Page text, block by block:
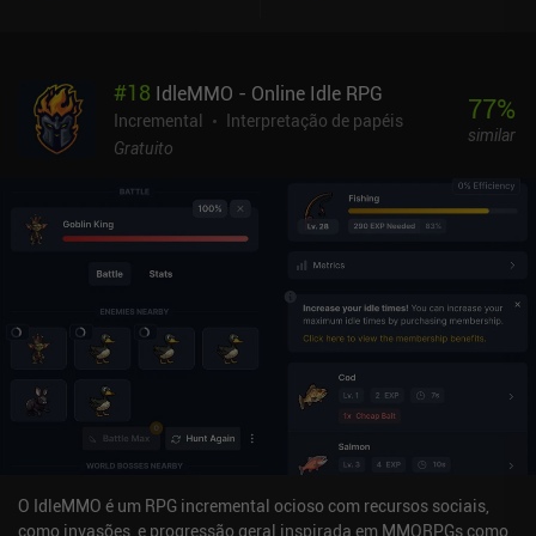
estratégias pelo bate-papo. Progredimos principalmente por meio
de muitas missões e conquistas, além das muitas incursões
cooperativas que também nos recompensam com equipamentos
de equipamentos, habilidades e animais de estimação. O jogo está
repleto de recursos de qualidade de vida, como um indicador de
quanto tempo levará para subir de nível e a capacidade de
personalizar quais habilidades devem ser usadas manual ou
ritmada, assim como a combinação entre jogo ativo e ocioso.
Mesmo depois de mais de 20 horas de jogo, ainda estou
desbloqueando novos sistemas. O estilo artístico é cheio de
charme e a interface do usuário é simples, embora alguns possam
não gostar das muitas missões diárias e dos "pontos vermelhos".
O Go Go Muffin é monetizado por meio de um passe de batalha,
assinaturas e iAPs para moeda premium usada para desbloquear
habilidades, animais de estimação e cosméticos por meio de um
sistema gacha. Felizmente, o jogo pode ser facilmente apreciado
#18 IdleMMO - Online Idle RPG
Incremental
Interpretação de papéis
Gratuito
77%
similar
O IdleMMO é um RPG incremental ocioso com recursos sociais,
como invasões, e progressão geral inspirada em MMORPGs como